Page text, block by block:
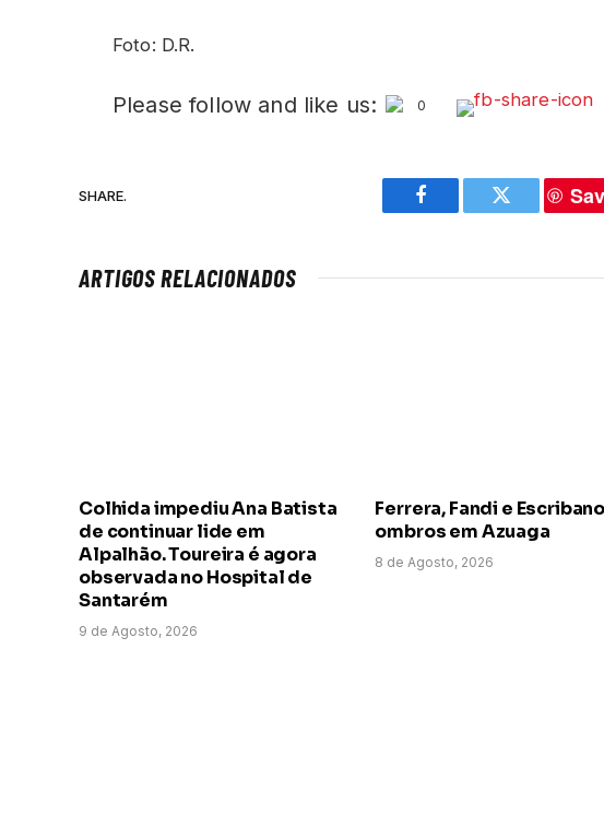
Foto: D.R.
Please follow and like us: 0
SHARE.
Facebook Twitter
ARTIGOS RELACIONADOS
Colhida impediu Ana Batista
de continuar lide em
Alpalhão. Toureira é agora
observada no Hospital de
Santarém
9 de Agosto, 2026
Ferrera, Fandi e
ombros em Azuaga
8 de Agosto, 2026